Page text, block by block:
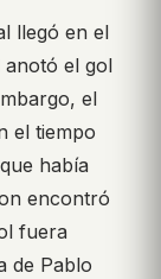
llegó en el
anotó el gol
el
el tiempo
había
encontró
fuera
de Pablo